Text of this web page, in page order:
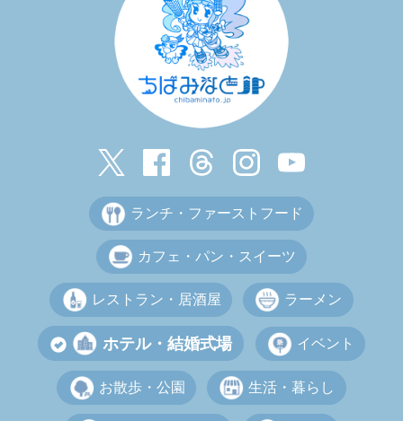
ランチ・ファーストフード
カフェ・パン・スイーツ
レストラン・居酒屋 ラーメン
ホテル・結婚式場 イベント
お散歩・公園 生活・暮らし